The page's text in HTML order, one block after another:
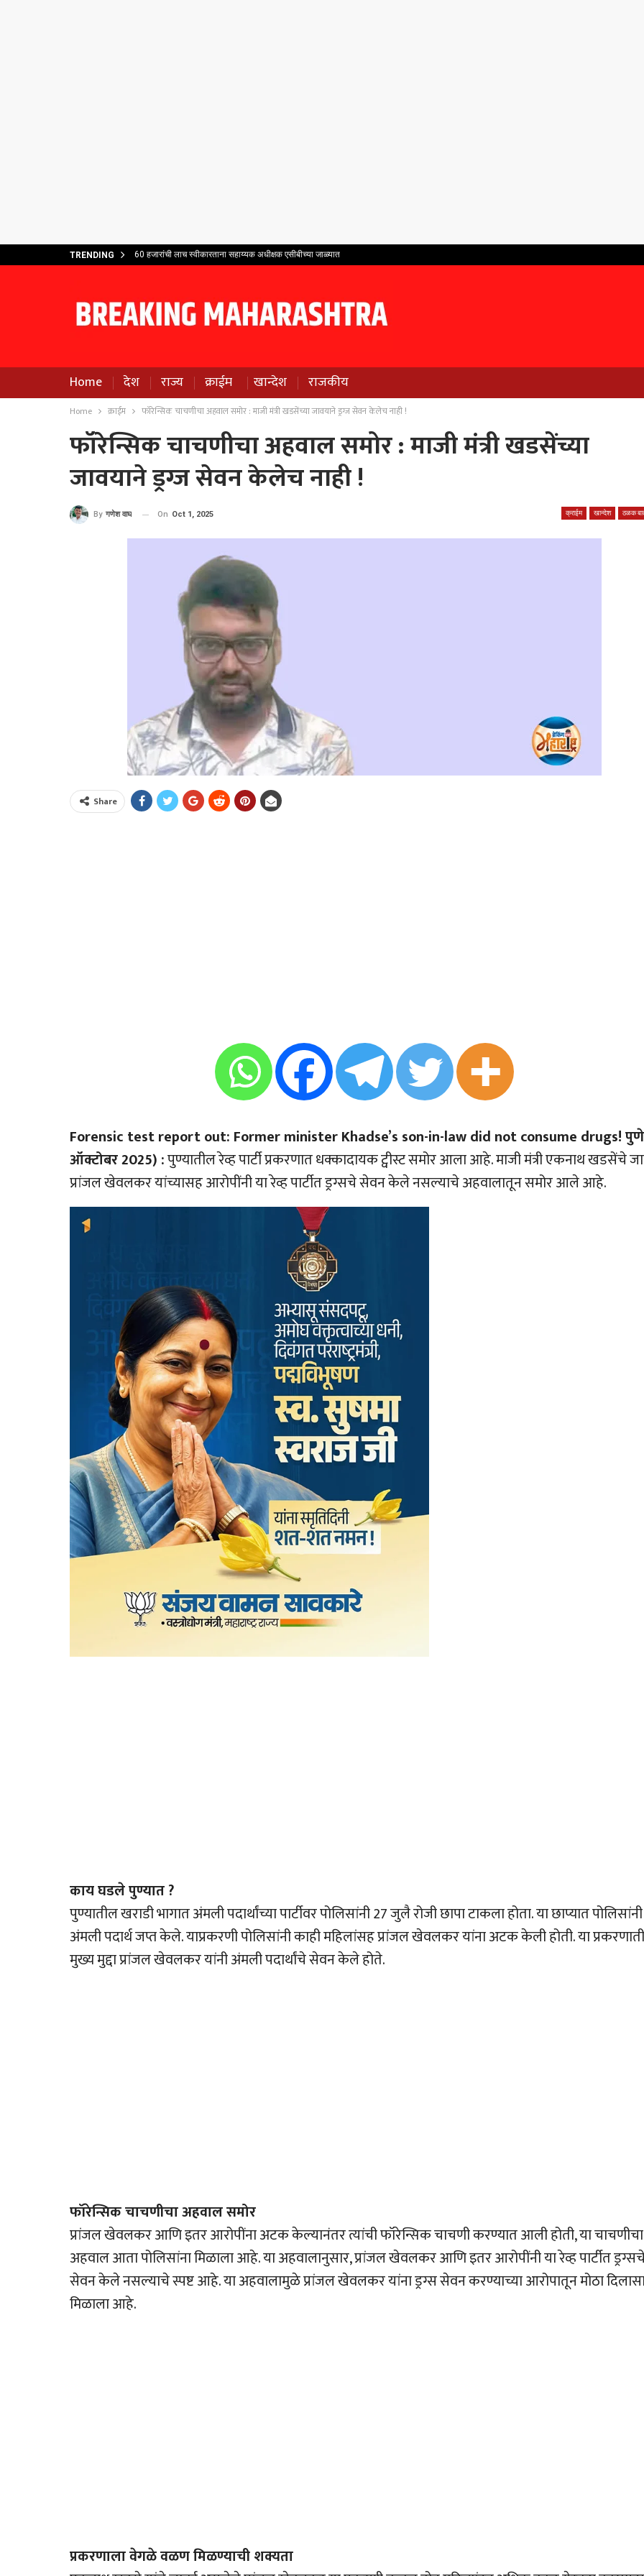
TRENDING 60 हजारांची लाच स्वीकारताना सहाय्यक अधीक्षक एसीबीच्या जाळ्यात
Home देश राज्य क्राईम खान्देश राजकीय
Home क्राईम फॉरेन्सिक चाचणीचा अहवाल समोर : माजी मंत्री खडसेंच्या जावयाने ड्रग्ज सेवन केलेच नाही !
फॉरेन्सिक चाचणीचा अहवाल समोर : माजी मंत्री खडसेंच्या
जावयाने ड्रग्ज सेवन केलेच नाही !
क्राईम खान्देश ठळक
By गणेश वाघ On Oct 1, 2025
Share
Forensic test report out: Former minister Khadse’s son-in-law did not consume drugs!
ऑक्टोबर 2025) :पुण्यातील रेव्ह पार्टी प्रकरणात धक्कादायक ट्वीस्ट समोर आला आहे. माजी मंत्री एकनाथ खडसेंचे
प्रांजल खेवलकर यांच्यासह आरोपींनी या रेव्ह पार्टीत ड्रग्सचे सेवन केले नसल्याचे अहवालातून समोर आले आहे.
काय घडले पुण्यात ?
पुण्यातील खराडी भागात अंमली पदार्थांच्या पार्टीवर पोलिसांनी 27 जुलै रोजी छापा टाकला होता. या छाप्यात पोलिसांनी
अंमली पदार्थ जप्त केले. याप्रकरणी पोलिसांनी काही महिलांसह प्रांजल खेवलकर यांना अटक केली होती. या
मुख्य मुद्दा प्रांजल खेवलकर यांनी अंमली पदार्थांचे सेवन केले होते.
फॉरेन्सिक चाचणीचा अहवाल समोर
प्रांजल खेवलकर आणि इतर आरोपींना अटक केल्यानंतर त्यांची फॉरेन्सिक चाचणी करण्यात आली होती, या चाचणीचा
अहवाल आता पोलिसांना मिळाला आहे. या अहवालानुसार, प्रांजल खेवलकर आणि इतर आरोपींनी या रेव्ह पार्टीत
सेवन केले नसल्याचे स्पष्ट आहे. या अहवालामुळे प्रांजल खेवलकर यांना ड्रग्स सेवन करण्याच्या आरोपातून मोठा
मिळाला आहे.
प्रकरणाला वेगळे वळण मिळण्याची शक्यता